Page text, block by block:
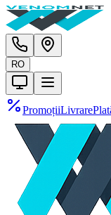
RO
PromoțiiLivrare